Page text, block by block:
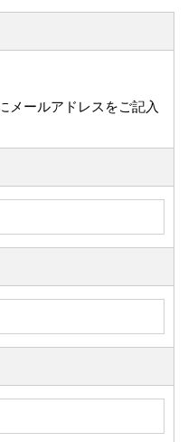
メールアドレスをご記入